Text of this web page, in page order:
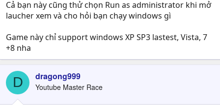
Cả bạn này cũng thử chọn Run as administrator khi mở
laucher xem và cho hỏi bạn chạy windows gì
Game này chỉ support windows XP SP3 lastest, Vista, 7
+8 nha
D dragong999
Youtube Master Race